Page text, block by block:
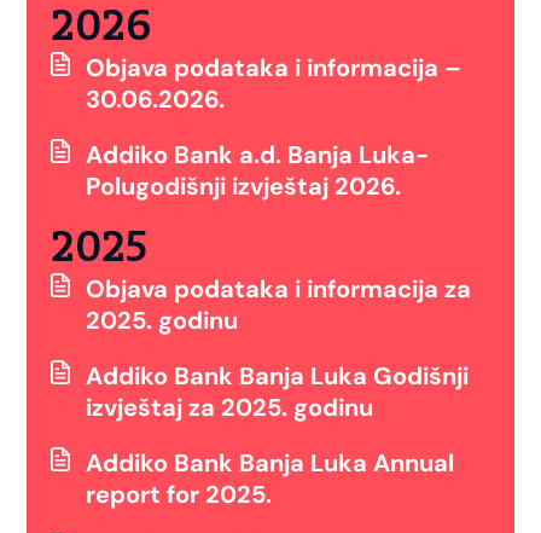
2026
Objava podataka i informacija –
30.06.2026.
Addiko Bank a.d. Banja Luka-
Polugodišnji izvještaj 2026.
2025
Objava podataka i informacija za
2025. godinu
Addiko Bank Banja Luka Godišnji
izvještaj za 2025. godinu
Addiko Bank Banja Luka Annual
report for 2025.